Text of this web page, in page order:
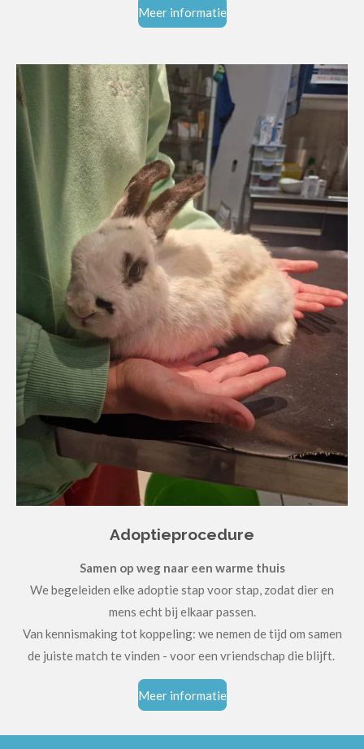
Meer informatie
Adoptieprocedure
Samen op weg naar een warme thuis
We begeleiden elke adoptie stap voor stap, zodat dier en
mens echt bij elkaar passen.
Van kennismaking tot koppeling: we nemen de tijd om samen
de juiste match te vinden - voor een vriendschap die blijft.
Meer informatie